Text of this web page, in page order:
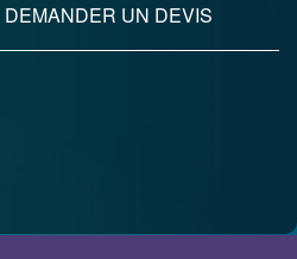
DEMANDER UN DEVIS